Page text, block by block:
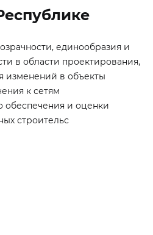
единообразия и
в области проектирования,
изменений в объекты
к сетям
обеспечения и оценки
строительс